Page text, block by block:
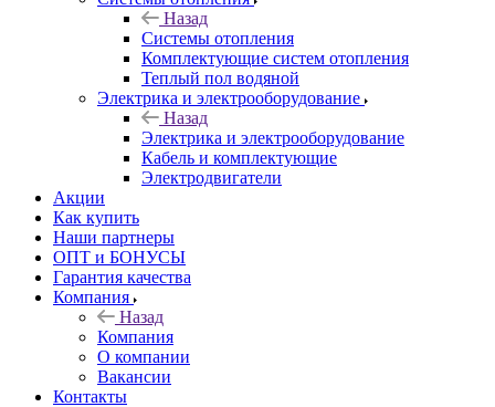
Назад
Системы отопления
Комплектующие систем отопления
Теплый пол водяной
Электрика и электрооборудование
Назад
Электрика и электрооборудование
Кабель и комплектующие
Электродвигатели
Акции
Как купить
Наши партнеры
ОПТ и БОНУСЫ
Гарантия качества
Компания
Назад
Компания
О компании
Вакансии
Контакты